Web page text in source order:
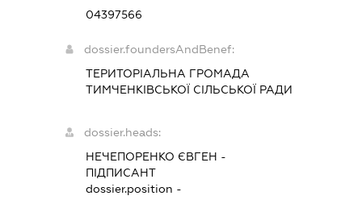
04397566
dossier.foundersAndBenef:
ТЕРИТОРІАЛЬНА ГРОМАДА
ТИМЧЕНКІВСЬКОЇ СІЛЬСЬКОЇ РАДИ
dossier.heads:
НЕЧЕПОРЕНКО ЄВГЕН -
ПІДПИСАНТ
dossier.position -